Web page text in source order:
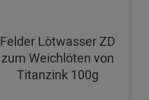
Felder Lötwasser ZD
zum Weichlöten von
Titanzink 100g